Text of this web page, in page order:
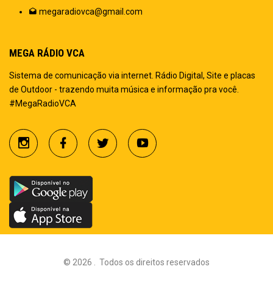
megaradiovca@gmail.com
MEGA RÁDIO VCA
Sistema de comunicação via internet. Rádio Digital, Site e placas
de Outdoor - trazendo muita música e informação pra você.
#MegaRadioVCA
© 2026 . Todos os direitos reservados